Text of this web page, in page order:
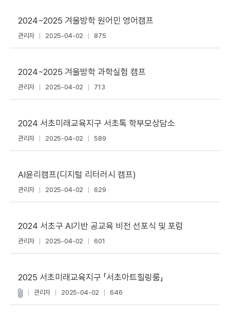
2024~2025 겨울방학 원어민 영어캠프
관리자 2025-04-02 875
2024~2025 겨울방학 과학실험 캠프
관리자 2025-04-02 713
2024 서초미래교육지구 서초톡 학부모상담소
관리자 2025-04-02 589
AI윤리캠프(디지털 리터러시 캠프)
관리자 2025-04-02 629
2024 서초구 AI기반 공교육 비전 선포식 및 포럼
관리자 2025-04-02 601
2025 서초미래교육지구 「서초아트힐링룸」
관리자 2025-04-02 646